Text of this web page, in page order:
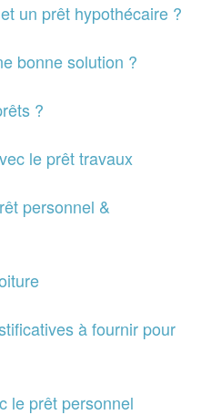
un prêt hypothécaire ?
bonne solution ?
?
le prêt travaux
personnel &
à fournir pour
le prêt personnel